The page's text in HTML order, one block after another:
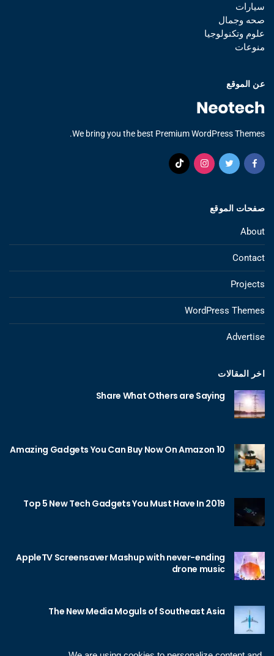
سيارات
صحه وجمال
علوم وتكنولوجيا
منوعات
عن الموقع
We bring you the best Premium WordPress Themes.
صفحات الموقع
About
Contact
Projects
WordPress Themes
Advertise
اخر المقالات
Share What Others are Saying
10 Amazing Gadgets You Can Buy Now On Amazon
Top 5 New Tech Gadgets You Must Have In 2019
AppleTV Screensaver Mashup with never-ending
drone music
The New Media Moguls of Southeast Asia